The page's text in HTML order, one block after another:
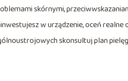
skórnymi,
w urządzenie, oceń
skonsultuj plan